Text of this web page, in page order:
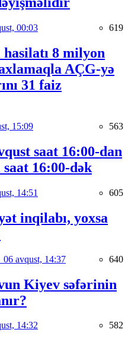
00:03 619
8 milyon
AÇG-yə
31 faiz
15:09 563
saat 16:00-dan
saat 16:00-dək
14:51 605
inqilabı, yoxsa
06 avqust, 14:37 640
Kiyev səfərinin
14:32 582